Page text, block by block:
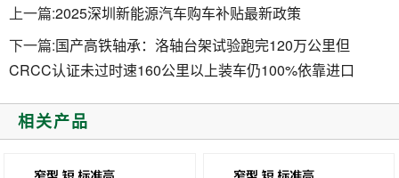
上一篇:2025深圳新能源汽车购车补贴最新政策
下一篇:国产高铁轴承：洛轴台架试验跑完120万公里但
CRCC认证未过时速160公里以上装车仍100%依靠进口
相关产品